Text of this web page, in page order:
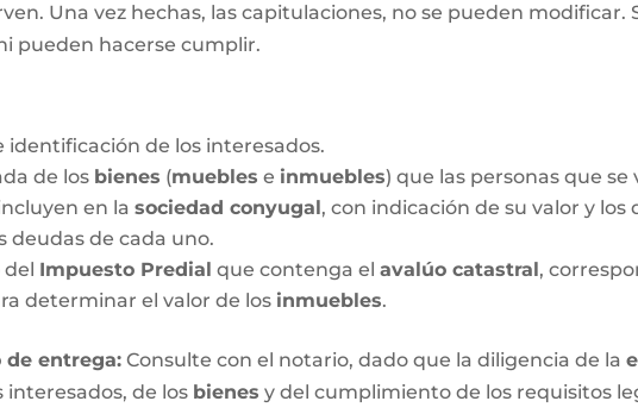
Una vez hechas, las capitulaciones, no se pueden
pueden hacerse cumplir.
identificación de los interesados.
de los bienes (muebles e inmuebles) que las personas que
en lasociedad conyugal, con indicación de su valor y
deudas de cada uno.
del Impuesto Predial que contenga elavalúo catastral,
determinar el valor de los inmuebles.
de entrega: Consulte con el notario, dado que la diligencia de la
de los bienes y del cumplimiento de los requisitos